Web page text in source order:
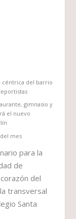
céntrica del barrio
gimnasio y
el nuevo
mes
para la
de
del
transversal
Santa